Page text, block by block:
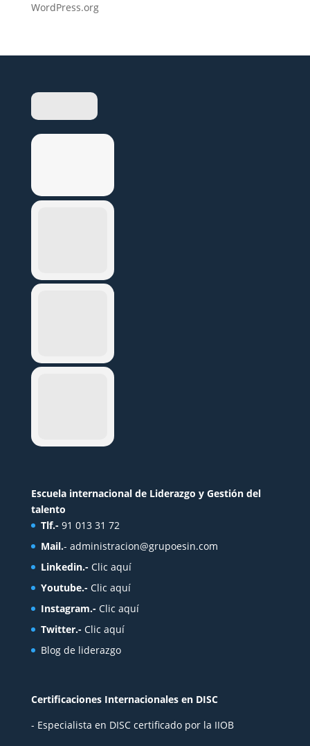
WordPress.org
Escuela internacional de Liderazgo y Gestión del
talento
Tlf.- 91 013 31 72
Mail.- administracion@grupoesin.com
Linkedin.- Clic aquí
Youtube.- Clic aquí
Instagram.- Clic aquí
Twitter.- Clic aquí
Blog de liderazgo
Certificaciones Internacionales en DISC
- Especialista en DISC certificado por la IIOB